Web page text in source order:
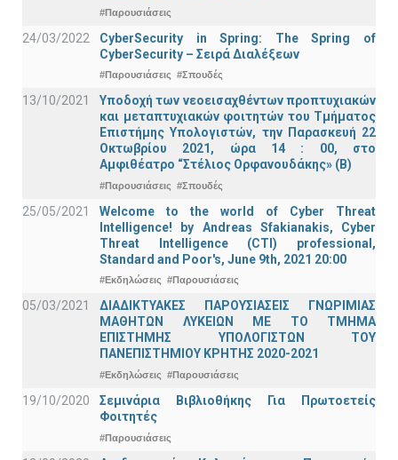
#Παρουσιάσεις
24/03/2022
CyberSecurity in Spring: The Spring of
CyberSecurity – Σειρά Διαλέξεων
#Παρουσιάσεις #Σπουδές
13/10/2021
Υποδοχή των νεοεισαχθέντων προπτυχιακών
και μεταπτυχιακών φοιτητών του Τμήματος
Επιστήμης Υπολογιστών, την Παρασκευή 22
Οκτωβρίου 2021, ώρα 14 : 00, στο
Αμφιθέατρο “Στέλιος Ορφανουδάκης» (Β)
#Παρουσιάσεις #Σπουδές
25/05/2021
Welcome to the world of Cyber Threat
Intelligence! by Andreas Sfakianakis, Cyber
Threat Intelligence (CTI) professional,
Standard and Poor's, June 9th, 2021 20:00
#Εκδηλώσεις #Παρουσιάσεις
05/03/2021
ΔΙΑΔΙΚΤΥΑΚΕΣ ΠΑΡΟΥΣΙΑΣΕΙΣ ΓΝΩΡΙΜΙΑΣ
ΜΑΘΗΤΩΝ ΛΥΚΕΙΩΝ ΜΕ ΤΟ ΤΜΗΜΑ
ΕΠΙΣΤΗΜΗΣ ΥΠΟΛΟΓΙΣΤΩΝ ΤΟΥ
ΠΑΝΕΠΙΣΤΗΜΙΟΥ ΚΡΗΤΗΣ 2020-2021
#Εκδηλώσεις #Παρουσιάσεις
19/10/2020
Σεμινάρια Βιβλιοθήκης Για Πρωτοετείς
Φοιτητές
#Παρουσιάσεις